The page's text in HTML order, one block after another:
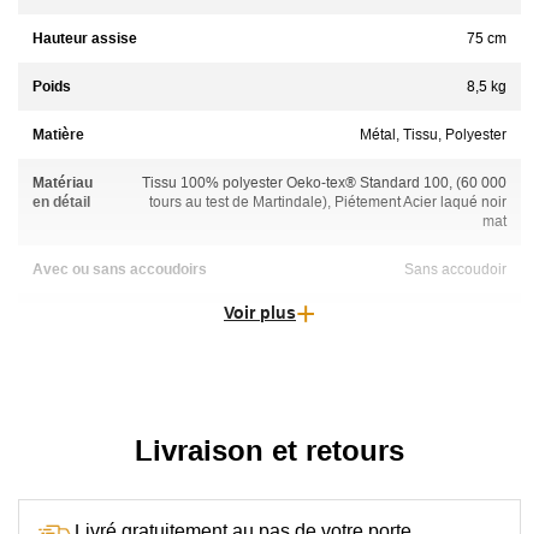
Hauteur assise 75 cm
Poids 8,5 kg
Matière Métal, Tissu, Polyester
Matériau
en détail
Tissu 100% polyester Oeko-tex® Standard 100, (60 000
tours au test de Martindale), Piétement Acier laqué noir
mat
Avec ou sans accoudoirs Sans accoudoir
Vendu par lot de 2
boulochage : 5/5, Martindale : 60 000, Résistance de la
Voir plus
Livraison et retours